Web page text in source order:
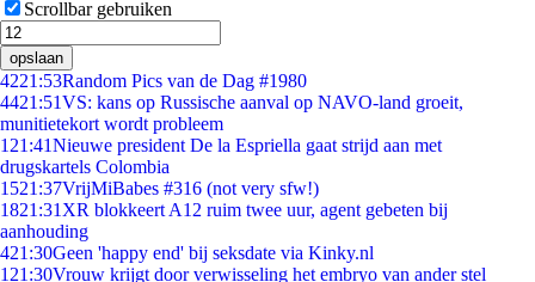
Scrollbar gebruiken
opslaan
4221:53Random Pics van de Dag #1980
4421:51VS: kans op Russische aanval op NAVO-land groeit,
munitietekort wordt probleem
1 21:41Nieuwe president De la Espriella gaat strijd aan met
drugskartels Colombia
1521:37VrijMiBabes #316 (not very sfw!)
1821:31 XR blokkeert A12 ruim twee uur, agent gebeten bij
aanhouding
421:30Geen 'happy end' bij seksdate via Kinky.nl
1 21:30Vrouw krijgt door verwisseling het embryo van ander stel